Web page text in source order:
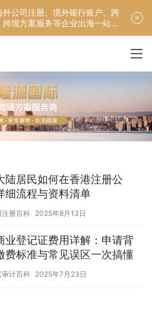
公司注册、境外银行账户、跨
境方案服务等企业出海一站式
陆居民如何在香港注册公
细流程与资料清单
册百科 2025年8月13日
业登记证费用详解：申请背
费标准与常见误区一次搞懂
计百科 2025年7月23日